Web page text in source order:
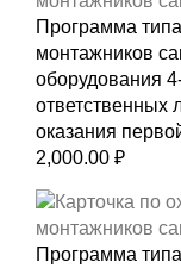
Программа
монтажников
оборудования
ответственных
оказания
2,000.00 ₽
Программа